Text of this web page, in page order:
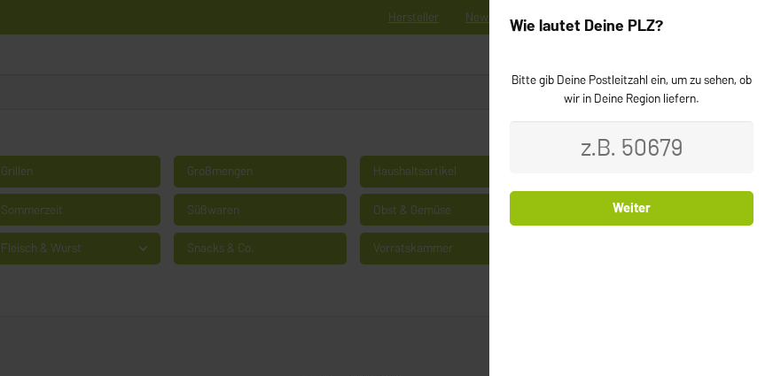
Hersteller News Registrieren Kontakt
0
Grillen Großmengen Haushaltsartikel
Sommerzeit Süßwaren Obst & Gemüse Milchprodukte & Käse
Fleisch & Wurst Snacks & Co. Vorratskammer
Wie lautet Deine PLZ?
Bitte gib Deine Postleitzahl ein, um zu sehen, ob
wir in Deine Region liefern.
Weiter